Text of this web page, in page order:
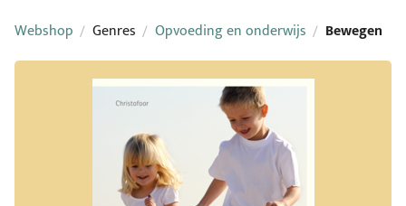
Webshop / Genres / Opvoeding en onderwijs / Bewegen